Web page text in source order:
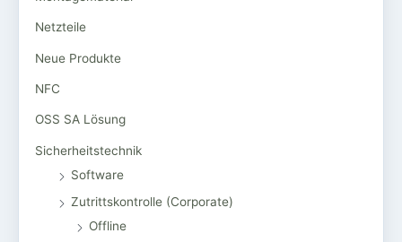
Netzteile
Neue Produkte
NFC
OSS SA Lösung
Sicherheitstechnik
Software
Zutrittskontrolle (Corporate)
Offline